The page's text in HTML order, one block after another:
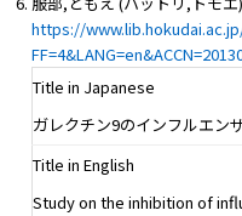
https://
Title in Japanese
ガレクチン9のインフルエン
Title in English
Study on the inhibition of